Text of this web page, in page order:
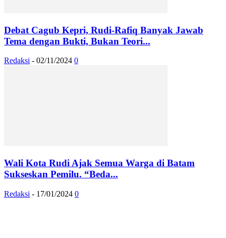
Debat Cagub Kepri, Rudi-Rafiq Banyak Jawab
Tema dengan Bukti, Bukan Teori...
Redaksi - 02/11/2024 0
Wali Kota Rudi Ajak Semua Warga di Batam
Sukseskan Pemilu. “Beda...
Redaksi - 17/01/2024 0